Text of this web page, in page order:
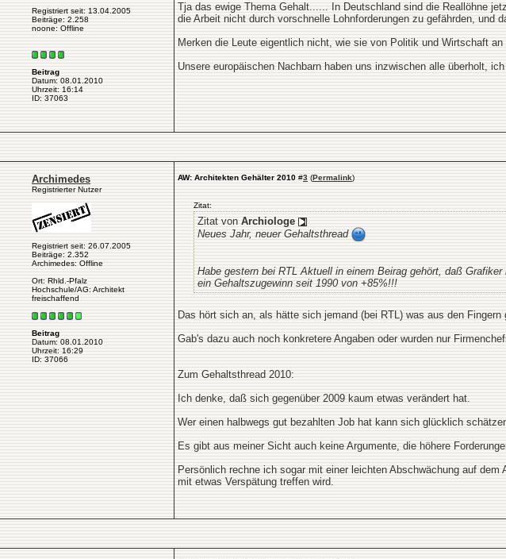
Registriert seit: 13.04.2005
Beiträge: 2.258
noone: Offline
Beitrag
Datum: 08.01.2010
Uhrzeit: 16:14
ID: 37063
Tja das ewige Thema Gehalt...... In Deutschland sind die Reallöhne
die Arbeit nicht durch vorschnelle Lohnforderungen zu gefährden,
Merken die Leute eigentlich nicht, wie sie von Politik und Wirtschaft an
Unsere europäischen Nachbarn haben uns inzwischen alle überholt,
Archimedes
Registrierter Nutzer
Registriert seit: 26.07.2005
Beiträge: 2.352
Archimedes: Offline
Ort: Rhld.-Pfalz
Hochschule/AG: Architekt
freischaffend
Beitrag
Datum: 08.01.2010
Uhrzeit: 16:29
ID: 37066
AW: Architekten Gehälter 2010 #3 (Permalink)
Zitat:
Zitat von Archiologe
Neues Jahr, neuer Gehaltsthread
Habe gestern bei RTL Aktuell in einem Beirag gehört, daß
ein Gehaltszugewinn seit 1990 von +85%!!!
Das hört sich an, als hätte sich jemand (bei RTL) was aus den Fingern
Gab's dazu auch noch konkretere Angaben oder wurden nur
Zum Gehaltsthread 2010:
Ich denke, daß sich gegenüber 2009 kaum etwas verändert hat.
Wer einen halbwegs gut bezahlten Job hat kann sich glücklich
Es gibt aus meiner Sicht auch keine Argumente, die höhere
Persönlich rechne ich sogar mit einer leichten Abschwächung auf
mit etwas Verspätung treffen wird.